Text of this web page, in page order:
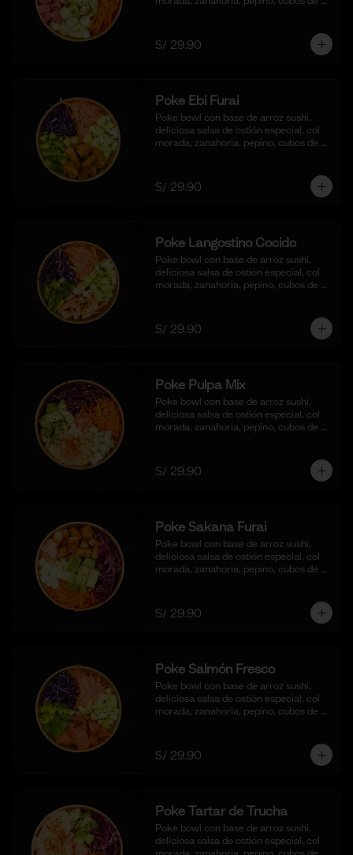
S/ 29.90
Poke Ebi Furai
Poke bowl con base de arroz sushi,
deliciosa salsa de ostión especial, col
morada, zanahoria, pepino, cubos de
S/ 29.90
Poke Langostino Cocido
Poke bowl con base de arroz sushi,
deliciosa salsa de ostión especial, col
morada, zanahoria, pepino, cubos de
S/ 29.90
Poke Pulpa Mix
Poke bowl con base de arroz sushi,
deliciosa salsa de ostión especial, col
morada, zanahoria, pepino, cubos de
S/ 29.90
Poke Sakana Furai
Poke bowl con base de arroz sushi,
deliciosa salsa de ostión especial, col
morada, zanahoria, pepino, cubos de
S/ 29.90
Poke Salmón Fresco
Poke bowl con base de arroz sushi,
deliciosa salsa de ostión especial, col
morada, zanahoria, pepino, cubos de
S/ 29.90
Poke Tartar de Trucha
Poke bowl con base de arroz sushi,
deliciosa salsa de ostión especial, col